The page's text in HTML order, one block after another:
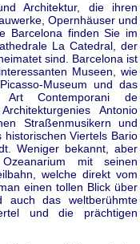
Architektur, die ihren
Opernhäuser und
Barcelona finden Sie im
La Catedral, der
sind. Barcelona ist
Museen, wie
Museum und das
Art Contemporani de
Antonio
Straßenmusikern und
Viertels Bario
Weniger bekannt, aber
mit seinen
welche direkt vom
einen tollen Blick über
auch das weltberühmte
und die prächtigen